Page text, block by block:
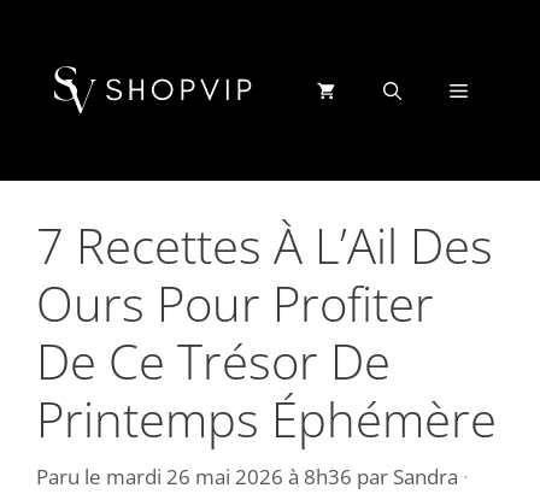
contenu
Menu
7 Recettes À L’Ail Des
Ours Pour Profiter
De Ce Trésor De
Printemps Éphémère
Paru le mardi 26 mai 2026 à 8h36 par Sandra ·